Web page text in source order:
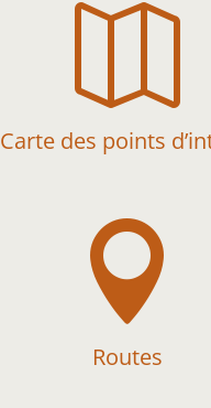

Carte des points

Routes